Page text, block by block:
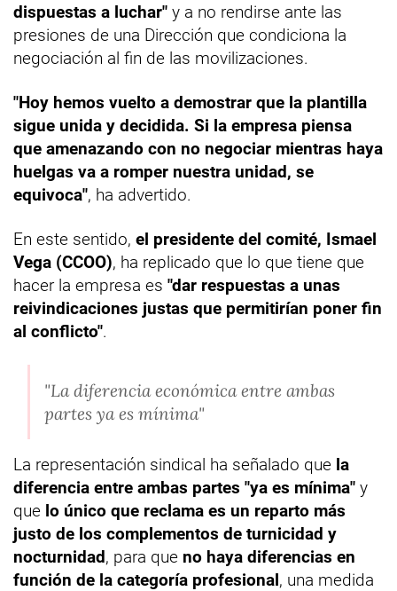
dispuestas a luchar" y a no rendirse ante las
presiones de una Dirección que condiciona la
negociación al fin de las movilizaciones.
"Hoy hemos vuelto a demostrar que la plantilla
sigue unida y decidida. Si la empresa piensa
que amenazando con no negociar mientras haya
huelgas va a romper nuestra unidad, se
equivoca", ha advertido.
En este sentido, el presidente del comité, Ismael
Vega (CCOO), ha replicado que lo que tiene que
hacer la empresa es "dar respuestas a unas
reivindicaciones justas que permitirían poner fin
al conflicto".
"La diferencia económica entre ambas
partes ya es mínima"
La representación sindical ha señalado que la
diferencia entre ambas partes "ya es mínima" y
que lo único que reclama es un reparto más
justo de los complementos de turnicidad y
nocturnidad, para que no haya diferencias en
función de la categoría profesional, una medida